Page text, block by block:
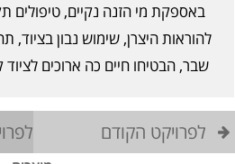
באספקת מי הזנה נקיים, טיפולים
להוראות היצרן, שימוש נבון בציוד,
שבר, הבטיחו חיים כה ארוכים לציוד
לפרויקט הקודם